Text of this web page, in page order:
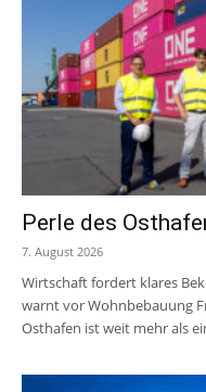
Perle des
7. August 2026
Wirtschaft fordert klares
warnt vor Wohnbebauung
Osthafen ist weit mehr als